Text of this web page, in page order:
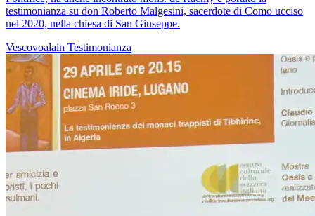
testimonianza su don Roberto Malgesini, sacerdote di Como ucciso
nel 2020, nella chiesa di San Giuseppe.
Vescovoalain Testimonianza